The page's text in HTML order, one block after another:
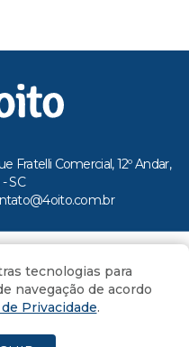
Fratelli Comercial, 12º Andar,
SC
ao Portal 4oito
tecnologias para
navegação de acordo
Privacidade.